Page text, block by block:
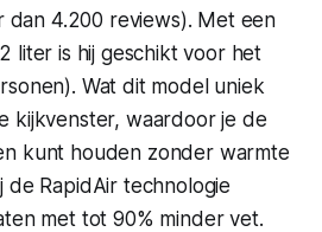
dan 4.200 reviews). Met een
liter is hij geschikt voor het
Wat dit model uniek
kijkvenster, waardoor je de
kunt houden zonder warmte
de RapidAir technologie
met tot 90% minder vet.